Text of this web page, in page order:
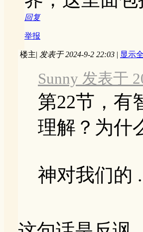
回复
举报
楼主| 发表于 2024-9-2 22:03 | 显示
Sunny 发表于
第22节，有
理解？为什
神对我们的